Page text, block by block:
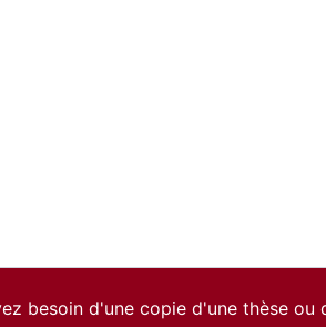
besoin d'une copie d'une thèse